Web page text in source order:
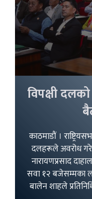
विपक्षी
काठमाडौं ।
दलहरूले अवरोध
नारायणप्रसाद
सवा १२ बजेसम्मका
बालेन शाहले